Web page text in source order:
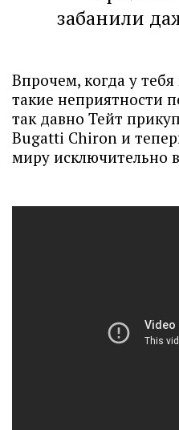
забанили
Впрочем, когда у
такие неприятности
так давно Тейт
Bugatti Chiron и
миру исключительно